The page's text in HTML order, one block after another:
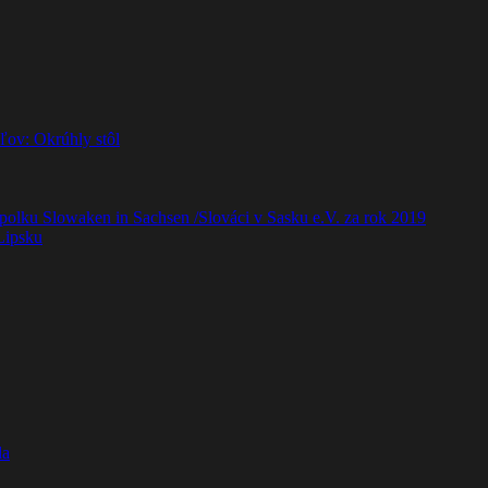
Okrúhly stôl
Slowaken in Sachsen /Slováci v Sasku e.V. za rok 2019